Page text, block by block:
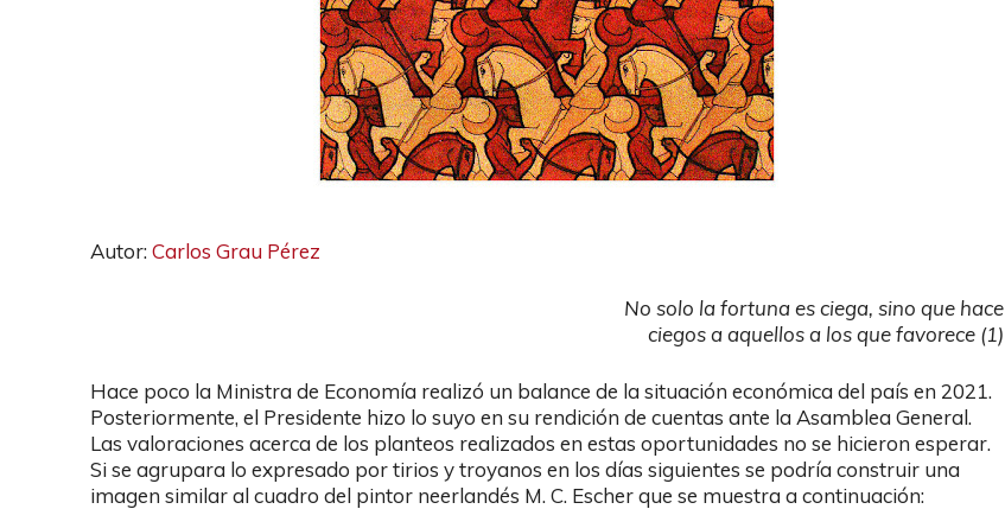
Autor:Carlos Grau Pérez
No solo la fortuna es ciega, sino que hace
ciegos a aquellos a los que favorece (1)
Hace poco la Ministra de Economía realizó un balance de la situación económica del país en 2021.
Posteriormente, el Presidente hizo lo suyo en su rendición de cuentas ante la Asamblea General.
Las valoraciones acerca de los planteos realizados en estas oportunidades no se hicieron esperar.
Si se agrupara lo expresado por tirios y troyanos en los días siguientes se podría construir una
imagen similar al cuadro del pintor neerlandés M. C. Escher que se muestra a continuación: